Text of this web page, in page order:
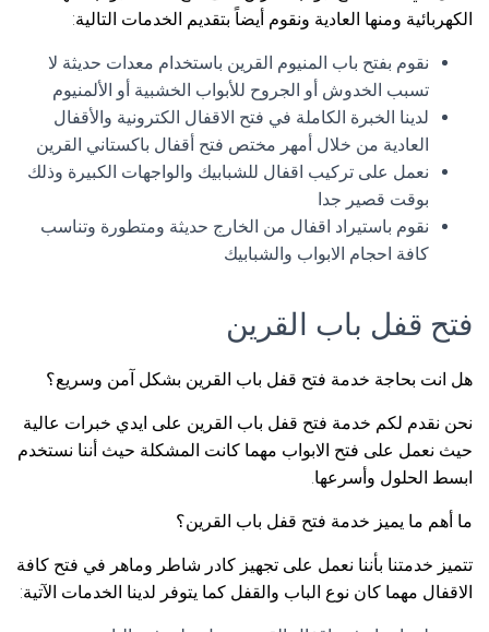
الكهربائية ومنها العادية ونقوم أيضاً بتقديم الخدمات التالية:
نقوم بفتح باب المنيوم القرين باستخدام معدات حديثة لا
تسبب الخدوش أو الجروح للأبواب الخشبية أو الألمنيوم
لدينا الخبرة الكاملة في فتح الاقفال الكترونية والأقفال
العادية من خلال أمهر مختص فتح أقفال باكستاني القرين
نعمل على تركيب اقفال للشبابيك والواجهات الكبيرة وذلك
بوقت قصير جدا
نقوم باستيراد اقفال من الخارج حديثة ومتطورة وتناسب
كافة احجام الابواب والشبابيك
فتح قفل باب القرين
هل انت بحاجة خدمة فتح قفل باب القرين بشكل آمن وسريع؟
نحن نقدم لكم خدمة فتح قفل باب القرين على ايدي خبرات عالية
حيث نعمل على فتح الابواب مهما كانت المشكلة حيث أننا نستخدم
ابسط الحلول وأسرعها.
ما أهم ما يميز خدمة فتح قفل باب القرين؟
تتميز خدمتنا بأننا نعمل على تجهيز كادر شاطر وماهر في فتح كافة
الاقفال مهما كان نوع الباب والقفل كما يتوفر لدينا الخدمات الآتية: